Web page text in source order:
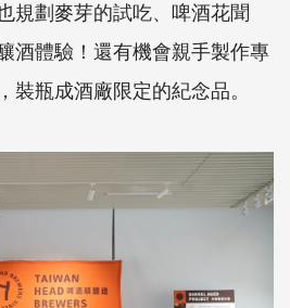
規劃麥芽的試吃、啤酒花聞
酒體驗！還有機會親手製作專
裝瓶成酒廠限定的紀念品。